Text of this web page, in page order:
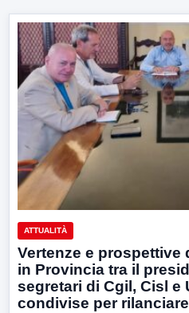
ATTUALITÀ
Vertenze e
in Provincia tra il
segretari di Cgil, Cisl e
condivise per